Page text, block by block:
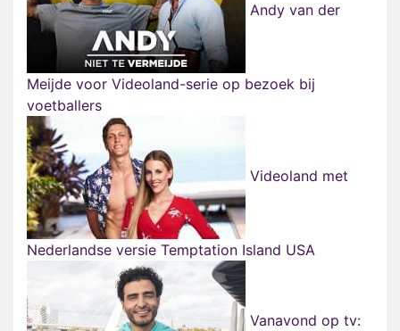
Andy van der
Meijde voor Videoland-serie op bezoek bij
voetballers
Videoland met
Nederlandse versie Temptation Island USA
Vanavond op tv: